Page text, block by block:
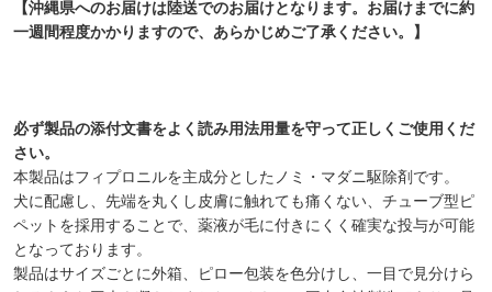
【沖縄県へのお届けは陸送でのお届けとなります。お届けまでに約
一週間程度かかりますので、あらかじめご了承ください。】
必ず製品の添付文書をよく読み用法用量を守って正しくご使用くだ
さい。
本製品はフィプロニルを主成分としたノミ・マダニ駆除剤です。
犬に配慮し、先端を丸くし皮膚に触れても痛くない、チューブ型ピ
ペットを採用することで、薬液が毛に付きにくく確実な投与が可能
となっております。
製品はサイズごとに外箱、ピロー包装を色分けし、一目で見分けら